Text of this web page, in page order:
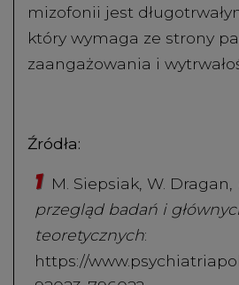
mizofonii jest
który wymaga ze strony
zaangażowania i
Źródła:
M. Siepsiak, W. Dragan,
przegląd badań i
teoretycznych:
https://